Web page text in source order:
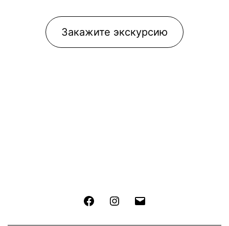
Закажите экскурсию
Facebook Instagram